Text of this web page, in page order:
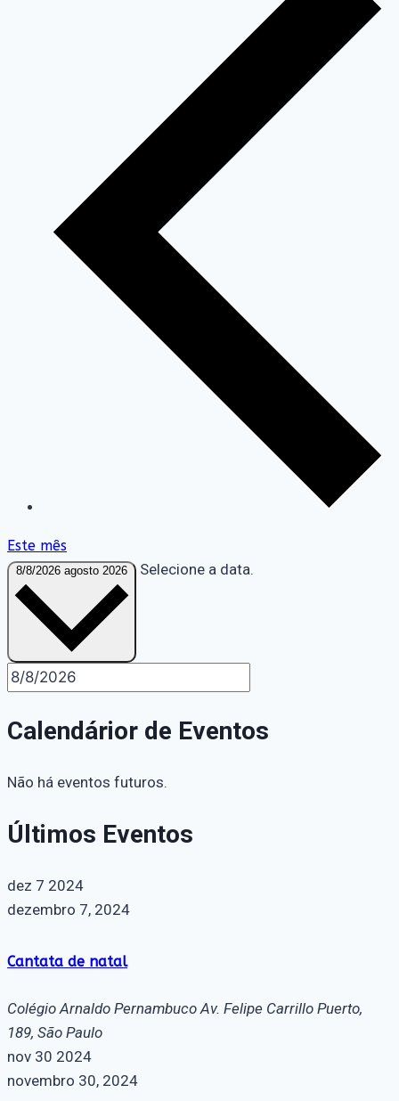
Este mês
8/8/2026 agosto 2026 Selecione a data.
Calendárior de Eventos
Não há eventos futuros.
Últimos Eventos
dez 7 2024
dezembro 7, 2024
Cantata de natal
Colégio Arnaldo Pernambuco Av. Felipe Carrillo Puerto,
189, São Paulo
nov 30 2024
novembro 30, 2024